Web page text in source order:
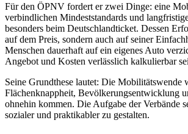
Für den ÖPNV fordert er zwei Dinge: eine
verbindlichen Mindeststandards und
besonders beim Deutschlandticket. Dessen
auf dem Preis, sondern auch auf seiner
Menschen dauerhaft auf ein eigenes Auto
Angebot und Kosten verlässlich kalkulierbar
Seine Grundthese lautet: Die Mobilitätswende
Flächenknappheit, Bevölkerungsentwicklung
ohnehin kommen. Die Aufgabe der Verbände
sozialer und praktikabler zu gestalten.